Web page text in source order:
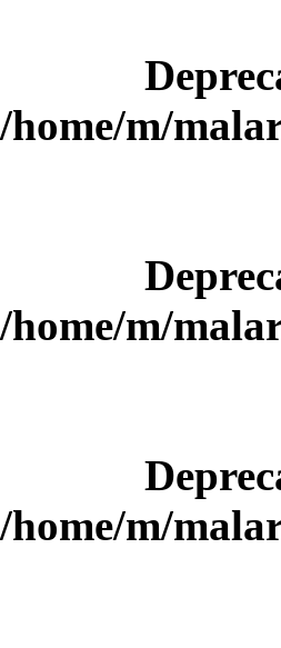
/home/m/
/home/m/
/home/m/